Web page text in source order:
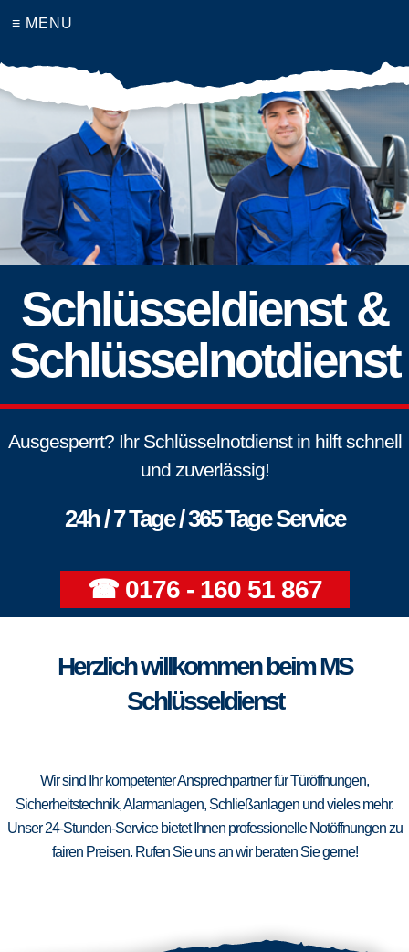
≡ MENU
Schlüsseldienst &
Schlüsselnotdienst
Ausgesperrt? Ihr Schlüsselnotdienst in hilft schnell
und zuverlässig!
24h / 7 Tage / 365 Tage Service
☎ 0176 - 160 51 867
Herzlich willkommen beim MS
Schlüsseldienst
Wir sind Ihr kompetenter Ansprechpartner für Türöffnungen,
Sicherheitstechnik, Alarmanlagen, Schließanlagen und vieles mehr.
Unser 24-Stunden-Service bietet Ihnen professionelle Notöffnungen zu
fairen Preisen. Rufen Sie uns an wir beraten Sie gerne!